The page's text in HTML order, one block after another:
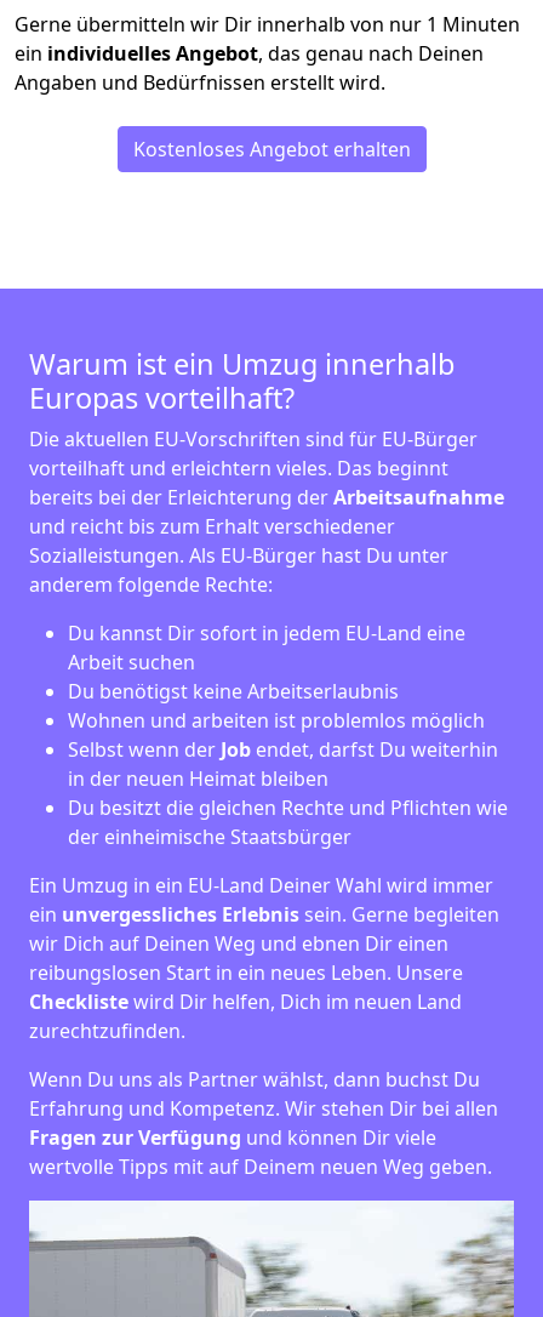
Gerne übermitteln wir Dir innerhalb von nur 1 Minuten
ein individuelles Angebot, das genau nach Deinen
Angaben und Bedürfnissen erstellt wird.
Kostenloses Angebot erhalten
Warum ist ein Umzug innerhalb
Europas vorteilhaft?
Die aktuellen EU-Vorschriften sind für EU-Bürger
vorteilhaft und erleichtern vieles. Das beginnt
bereits bei der Erleichterung derArbeitsaufnahme
und reicht bis zum Erhalt verschiedener
Sozialleistungen. Als EU-Bürger hast Du unter
anderem folgende Rechte:
Du kannst Dir sofort in jedem EU-Land eine
Arbeit suchen
Du benötigst keine Arbeitserlaubnis
Wohnen und arbeiten ist problemlos möglich
Selbst wenn der Job endet, darfst Du weiterhin
in der neuen Heimat bleiben
Du besitzt die gleichen Rechte und Pflichten wie
der einheimische Staatsbürger
Ein Umzug in ein EU-Land Deiner Wahl wird immer
ein unvergessliches Erlebnis sein. Gerne begleiten
wir Dich auf Deinen Weg und ebnen Dir einen
reibungslosen Start in ein neues Leben. Unsere
Checklistewird Dir helfen, Dich im neuen Land
zurechtzufinden.
Wenn Du uns als Partner wählst, dann buchst Du
Erfahrung und Kompetenz. Wir stehen Dir bei allen
Fragen zur Verfügung und können Dir viele
wertvolle Tipps mit auf Deinem neuen Weg geben.